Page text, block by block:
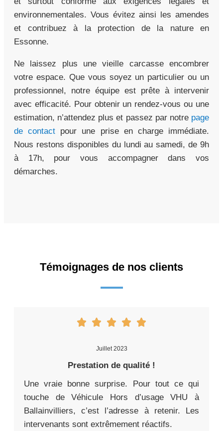
environnementales. Vous évitez ainsi les amendes
et contribuez à la protection de la nature en
Essonne.
Ne laissez plus une vieille carcasse encombrer
votre espace. Que vous soyez un particulier ou un
professionnel, notre équipe est prête à intervenir
avec efficacité. Pour obtenir un rendez-vous ou une
estimation, n’attendez plus et passez par notre page
de contact pour une prise en charge immédiate.
Nous restons disponibles du lundi au samedi, de 9h
à 17h, pour vous accompagner dans vos
démarches.
Témoignages de nos clients
Juillet 2023
Prestation de qualité !
Une vraie bonne surprise. Pour tout ce qui
touche de Véhicule Hors d’usage VHU à
Ballainvilliers, c’est l’adresse à retenir. Les
intervenants sont extrêmement réactifs.